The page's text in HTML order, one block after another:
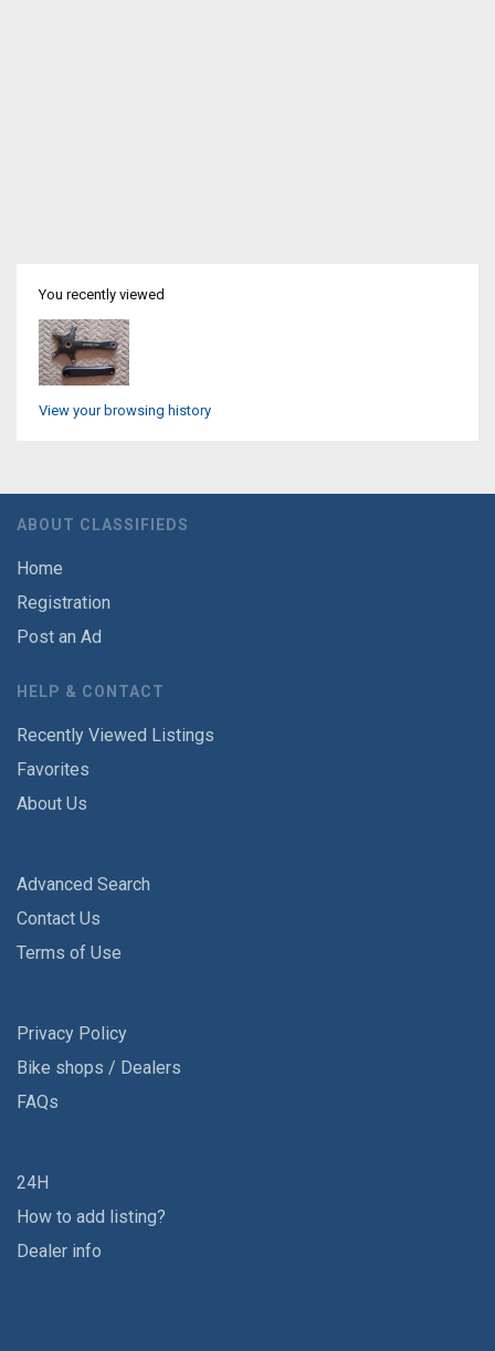
You recently viewed
View your browsing history
ABOUT CLASSIFIEDS
Home
Registration
Post an Ad
HELP & CONTACT
Recently Viewed Listings
Favorites
About Us
Advanced Search
Contact Us
Terms of Use
Privacy Policy
Bike shops / Dealers
FAQs
24H
How to add listing?
Dealer info